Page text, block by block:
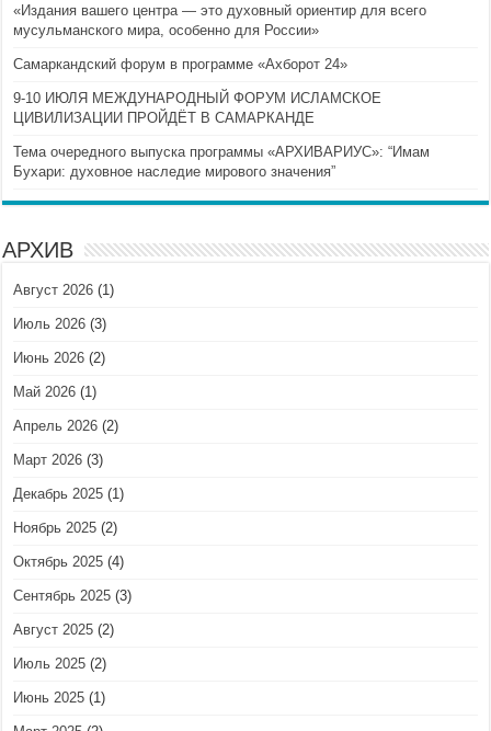
«Издания вашего центра — это духовный ориентир для всего
мусульманского мира, особенно для России»
Самаркандский форум в программе «Ахборот 24»
9-10 ИЮЛЯ МЕЖДУНАРОДНЫЙ ФОРУМ ИСЛАМСКОЕ
ЦИВИЛИЗАЦИИ ПРОЙДЁТ В САМАРКАНДЕ
Тема очередного выпуска программы «АРХИВАРИУС»: “Имам
Бухари: духовное наследие мирового значения”
АРХИВ
Август 2026 (1)
Июль 2026 (3)
Июнь 2026 (2)
Май 2026 (1)
Апрель 2026 (2)
Март 2026 (3)
Декабрь 2025 (1)
Ноябрь 2025 (2)
Октябрь 2025 (4)
Сентябрь 2025 (3)
Август 2025 (2)
Июль 2025 (2)
Июнь 2025 (1)